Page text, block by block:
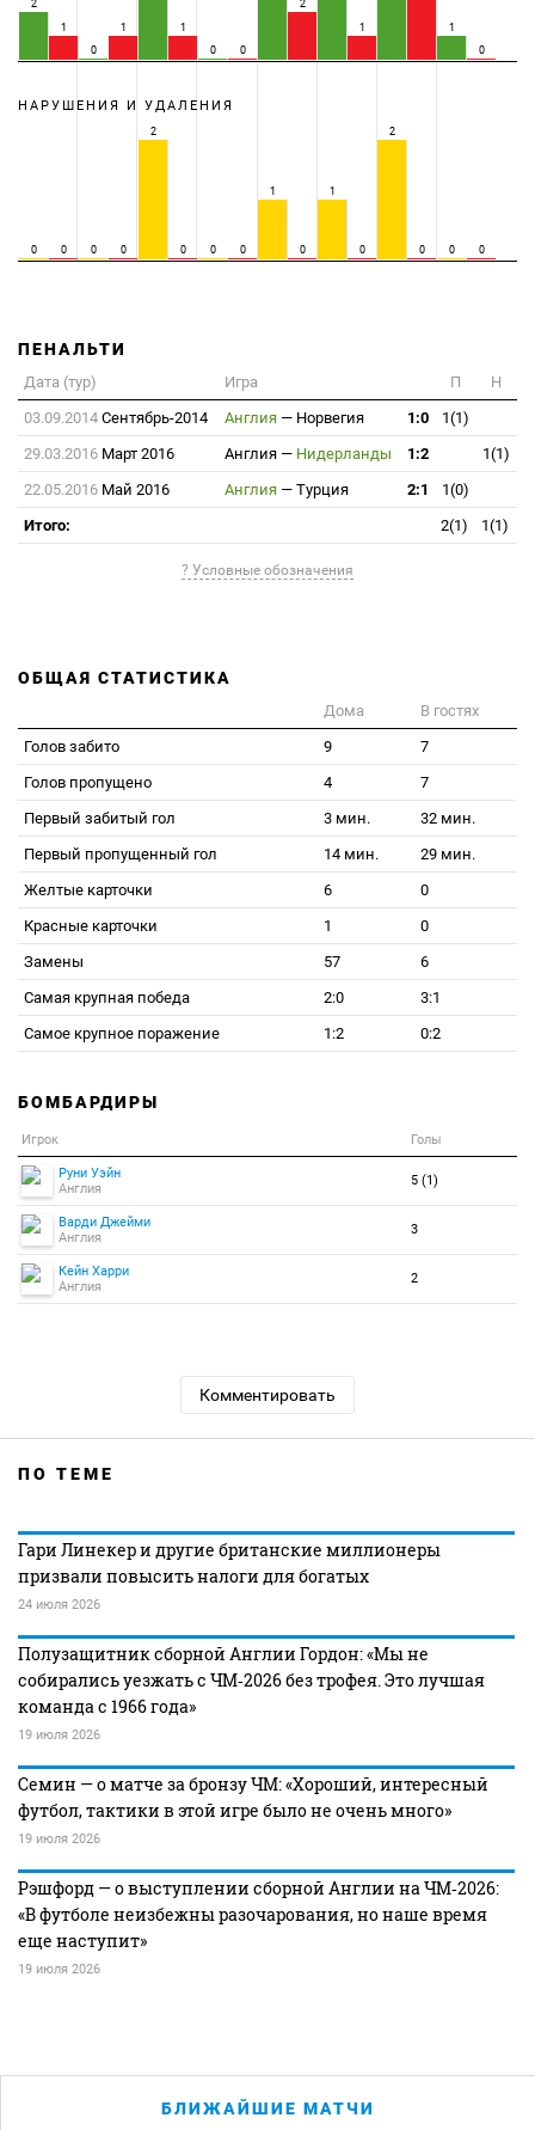
2
1
0
1
1
0
0
2
1
1
0
НАРУШЕНИЯ И УДАЛЕНИЯ
0 0 0 0
2
0 0 0
1
0
1
0
2
0 0 0
ПЕНАЛЬТИ
Дата (тур) Игра П
Н
03.09.2014 Сентябрь-2014 Англия — Норвегия 1:0
1(1)
29.03.2016 Март 2016 Англия — Нидерланды 1:2
1(1)
22.05.2016 Май 2016 Англия — Турция 2:1
1(0)
Итого:
2(1) 1(1)
? Условные обозначения
ОБЩАЯ СТАТИСТИКА
Дома
В гостях
Голов забито
9
7
Голов пропущено
4
7
Первый забитый гол
3 мин.
32 мин.
Первый пропущенный гол
14 мин.
29 мин.
Желтые карточки
6
0
Красные карточки
1
0
Замены
57
6
Самая крупная победа
2:0
3:1
Самое крупное поражение
1:2 0:2
БОМБАРДИРЫ
Игрок Голы
Руни Уэйн
Англия
5 (1)
Варди Джейми
Англия
3
Кейн Харри
Англия
2
Комментировать
ПО ТЕМЕ
Гари Линекер и другие британские миллионеры
призвали повысить налоги для богатых
24 июля 2026
Полузащитник сборной Англии Гордон: «Мы не
собирались уезжать с ЧМ‑2026 без трофея. Это лучшая
команда с 1966 года»
19 июля 2026
Семин — о матче за бронзу ЧМ: «Хороший, интересный
футбол, тактики в этой игре было не очень много»
19 июля 2026
Рэшфорд — о выступлении сборной Англии на ЧМ‑2026:
«В футболе неизбежны разочарования, но наше время
еще наступит»
19 июля 2026
БЛИЖАЙШИЕ МАТЧИ